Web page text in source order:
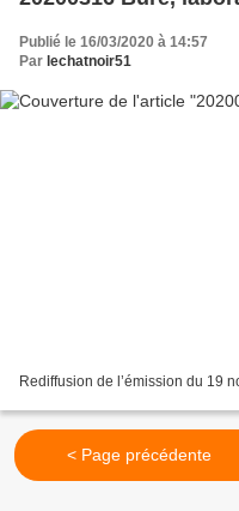
Publié le 16/03/2020 à 14:57
Par lechatnoir51
Rediffusion de l’émission du 19
< Page précédente